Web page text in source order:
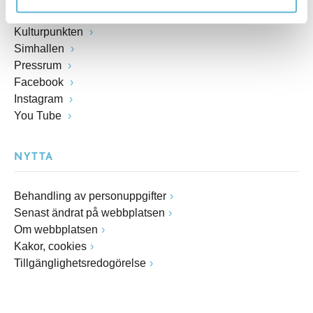
E-förslag
Kulturpunkten
Simhallen
Pressrum
Facebook
Instagram
You Tube
NYTTA
Behandling av personuppgifter
Senast ändrat på webbplatsen
Om webbplatsen
Kakor, cookies
Tillgänglighetsredogörelse